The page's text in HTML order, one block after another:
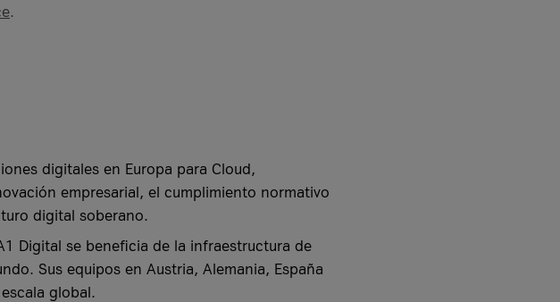
.
digitales en Europa para Cloud,
empresarial, el cumplimiento normativo
digital soberano.
Digital se beneficia de la infraestructura de
Sus equipos en Austria, Alemania, España
global.